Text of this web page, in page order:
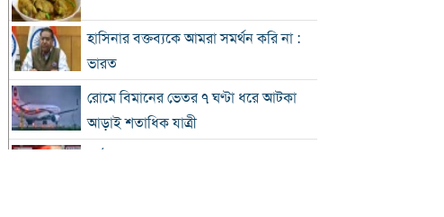
হাসিনার বক্তব্যকে আমরা সমর্থন করি না :
ভারত
রোমে বিমানের ভেতর ৭ ঘণ্টা ধরে আটকা
আড়াই শতাধিক যাত্রী